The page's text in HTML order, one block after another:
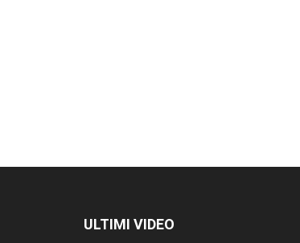
ULTIMI VIDEO